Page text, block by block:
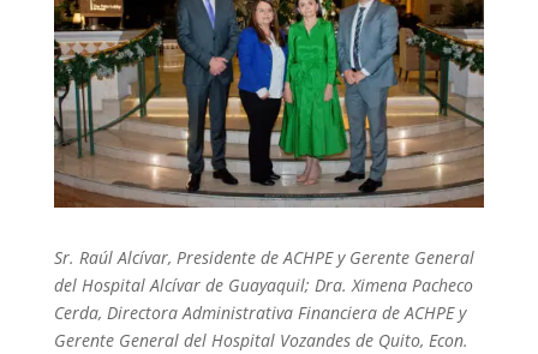
Sr. Raúl Alcívar, Presidente de ACHPE y Gerente General
del Hospital Alcívar de Guayaquil; Dra. Ximena Pacheco
Cerda, Directora Administrativa Financiera de ACHPE y
Gerente General del Hospital Vozandes de Quito, Econ.